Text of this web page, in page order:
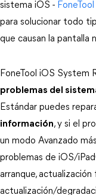
sistema iOS -
para solucionar todo
que causan la pantalla
FoneTool iOS System
problemas del
Estándar puedes
información, y si el
un modo Avanzado
problemas de iOS/
arranque,
actualización/